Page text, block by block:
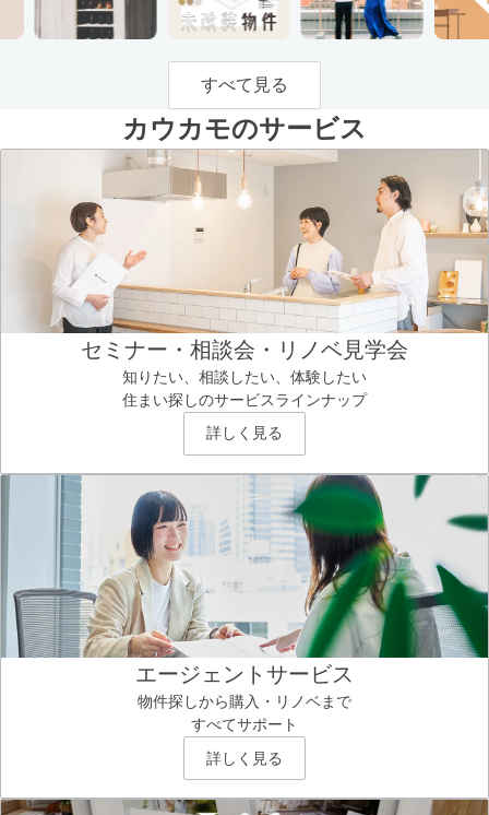
すべて見る
カウカモのサービス
セミナー・相談会・リノベ見学会
知りたい、相談したい、体験したい
住まい探しのサービスラインナップ
詳しく見る
エージェントサービス
物件探しから購入・リノベまで
すべてサポート
詳しく見る